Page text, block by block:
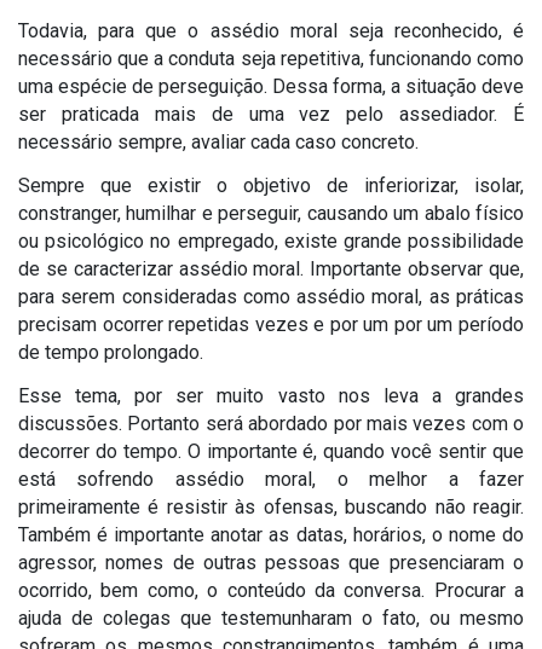
Todavia, para que o assédio moral seja reconhecido, é
necessário que a conduta seja repetitiva, funcionando como
uma espécie de perseguição. Dessa forma, a situação deve
ser praticada mais de uma vez pelo assediador. É
necessário sempre, avaliar cada caso concreto.
Sempre que existir o objetivo de inferiorizar, isolar,
constranger, humilhar e perseguir, causando um abalo físico
ou psicológico no empregado, existe grande possibilidade
de se caracterizar assédio moral. Importante observar que,
para serem consideradas como assédio moral, as práticas
precisam ocorrer repetidas vezes e por um por um período
de tempo prolongado.
Esse tema, por ser muito vasto nos leva a grandes
discussões. Portanto será abordado por mais vezes com o
decorrer do tempo. O importante é, quando você sentir que
está sofrendo assédio moral, o melhor a fazer
primeiramente é resistir às ofensas, buscando não reagir.
Também é importante anotar as datas, horários, o nome do
agressor, nomes de outras pessoas que presenciaram o
ocorrido, bem como, o conteúdo da conversa. Procurar a
ajuda de colegas que testemunharam o fato, ou mesmo